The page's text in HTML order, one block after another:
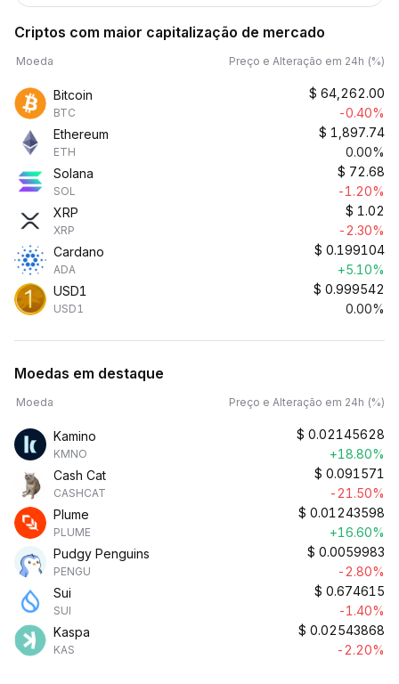
Criptos com maior capitalização de mercado
Moeda Preço e Alteração em 24h (%)
Bitcoin
BTC
$ 64,262.00
-0.40%
Ethereum
ETH
$ 1,897.74
0.00%
Solana
SOL
$ 72.68
-1.20%
XRP
XRP
$ 1.02
-2.30%
Cardano
ADA
$ 0.199104
+5.10%
USD1
USD1
$ 0.999542
0.00%
Moedas em destaque
Moeda Preço e Alteração em 24h (%)
Kamino
KMNO
$ 0.02145628
+18.80%
Cash Cat
CASHCAT
$ 0.091571
-21.50%
Plume
PLUME
$ 0.01243598
+16.60%
Pudgy Penguins
PENGU
$ 0.0059983
-2.80%
Sui
SUI
$ 0.674615
-1.40%
Kaspa
KAS
$ 0.02543868
-2.20%